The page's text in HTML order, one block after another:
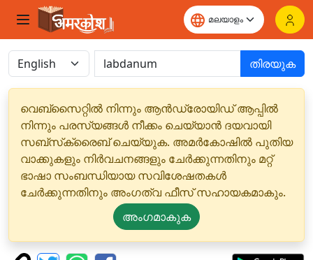
തിരയുക
വെബ്‌സൈറ്റിൽ നിന്നും ആൻഡ്രോയിഡ് ആപ്പിൽ
നിന്നും പരസ്യങ്ങൾ നീക്കം ചെയ്യാൻ ദയവായി
സബ്‌സ്‌ക്രൈബ് ചെയ്യുക. അമർകോഷിൽ പുതിയ
വാക്കുകളും നിർവചനങ്ങളും ചേർക്കുന്നതിനും മറ്റ്
ഭാഷാ സംബന്ധിയായ സവിശേഷതകൾ
ചേർക്കുന്നതിനും അംഗത്വ ഫീസ് സഹായകമാകും.
അംഗമാകുക